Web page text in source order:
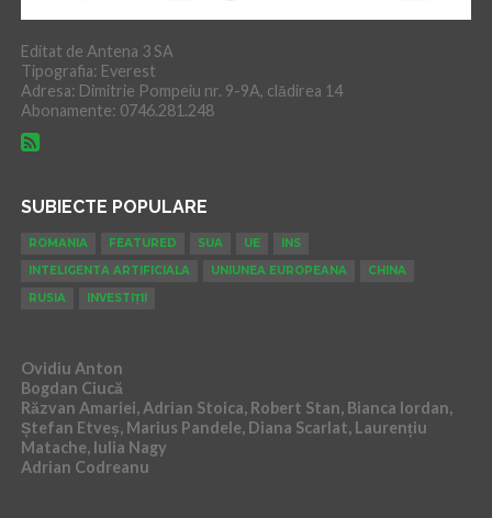
Editat de Antena 3 SA
Tipografia: Everest
Adresa: Dimitrie Pompeiu nr. 9-9A, clădirea 14
Abonamente: 0746.281.248
SUBIECTE POPULARE
ROMANIA FEATURED SUA UE
INS
INTELIGENTA ARTIFICIALA
UNIUNEA EUROPEANA
CHINA
RUSIA
INVESTIȚII
Ovidiu Anton
Bogdan Ciucă
Răzvan Amariei, Adrian Stoica, Robert Stan, Bianca Iordan,
Ștefan Etveș, Marius Pandele, Diana Scarlat, Laurențiu
Matache, Iulia Nagy
Adrian Codreanu